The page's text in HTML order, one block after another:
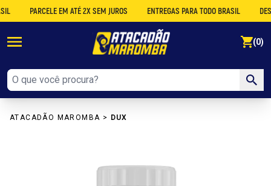
PARCELE EM ATÉ 2X SEM JUROS ENTREGAS PARA TODO BRASIL
(0)
ATACADÃO MAROMBA > DUX